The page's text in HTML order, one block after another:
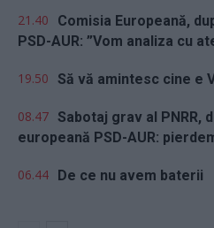
21.40
Comisia Europeană,
PSD-AUR: ”Vom analiza cu
19.50 Să vă amintesc cine e
08.47 Sabotaj grav al PNRR,
europeană PSD-AUR:
06.44 De ce nu avem baterii